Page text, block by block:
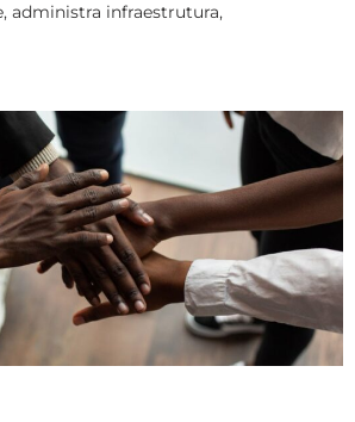
administra infraestrutura,